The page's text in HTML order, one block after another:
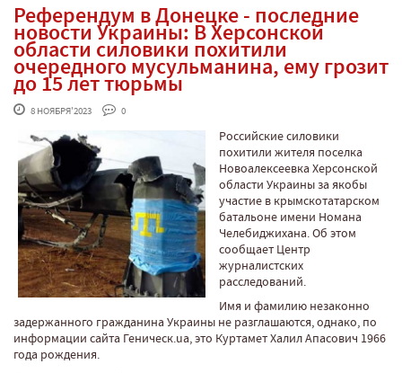
Референдум в Донецке - последние
новости Украины: В Херсонской
области силовики похитили
очередного мусульманина, ему грозит
до 15 лет тюрьмы
8 НОЯБРЯ'2023 0
Российские силовики
похитили жителя поселка
Новоалексеевка Херсонской
области Украины за якобы
участие в крымскотатарском
батальоне имени Номана
Челебиджихана. Об этом
сообщает Центр
журналистских
расследований.
Имя и фамилию незаконно
задержанного гражданина Украины не разглашаются, однако, по
информации сайта Геническ.ua, это Куртамет Халил Апасович 1966
года рождения.